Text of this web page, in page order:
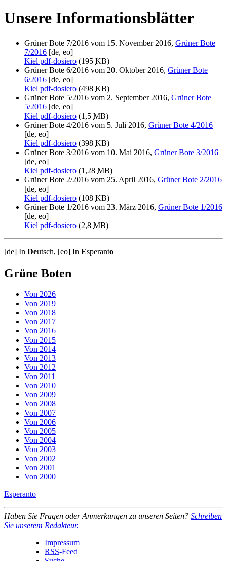
Unsere Informationsblätter
Grüner Bote 7/2016 vom 15. November 2016, Grüner Bote
7/2016 [de, eo]
Kiel pdf-dosiero (195 KB)
Grüner Bote 6/2016 vom 20. Oktober 2016, Grüner Bote
6/2016 [de, eo]
Kiel pdf-dosiero (498 KB)
Grüner Bote 5/2016 vom 2. September 2016, Grüner Bote
5/2016 [de, eo]
Kiel pdf-dosiero (1,5 MB)
Grüner Bote 4/2016 vom 5. Juli 2016, Grüner Bote 4/2016
[de, eo]
Kiel pdf-dosiero (398 KB)
Grüner Bote 3/2016 vom 10. Mai 2016, Grüner Bote 3/2016
[de, eo]
Kiel pdf-dosiero (1,28 MB)
Grüner Bote 2/2016 vom 25. April 2016, Grüner Bote 2/2016
[de, eo]
Kiel pdf-dosiero (108 KB)
Grüner Bote 1/2016 vom 23. März 2016, Grüner Bote 1/2016
[de, eo]
Kiel pdf-dosiero (2,8 MB)
[de] In Deutsch, [eo] In Esperanto
Grüne Boten
Von 2026
Von 2019
Von 2018
Von 2017
Von 2016
Von 2015
Von 2014
Von 2013
Von 2012
Von 2011
Von 2010
Von 2009
Von 2008
Von 2007
Von 2006
Von 2005
Von 2004
Von 2003
Von 2002
Von 2001
Von 2000
Esperanto
Haben Sie Fragen oder Anmerkungen zu unseren Seiten? Schreiben
Sie unserem Redakteur.
Impressum
RSS-Feed